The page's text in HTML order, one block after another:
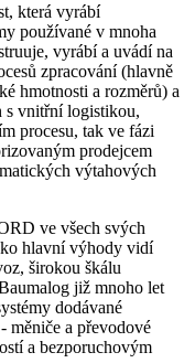
která vyrábí
používané v mnoha
vyrábí a uvádí na
zpracování (hlavně
hmotnosti a rozměrů) a
s vnitřní logistikou,
procesu, tak ve fázi
prodejcem
výtahových
ve všech svých
hlavní výhody vidí
širokou škálu
již mnoho let
dodávané
a převodové
a bezporuchovým